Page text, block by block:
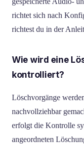
richtet sich nach
richtest du in der
Wie wird eine
kontrolliert?
Löschvorgänge
nachvollziehbar
erfolgt die Kontrolle
angeordneten